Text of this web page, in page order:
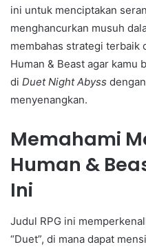
ini untuk menciptakan
menghancurkan musuh
membahas strategi terbaik
Human & Beast agar kamu
di Duet Night Abyss
menyenangkan.
Memahami
Human &
Ini
Judul RPG ini
“Duet”, di mana dapat